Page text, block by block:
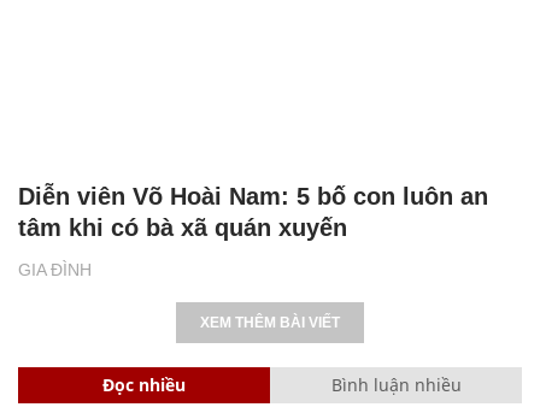
GIA ĐÌNH
Diễn viên Võ Hoài Nam: 5 bố con luôn an
tâm khi có bà xã quán xuyến
XEM THÊM BÀI VIẾT
Đọc nhiều Bình luận nhiều